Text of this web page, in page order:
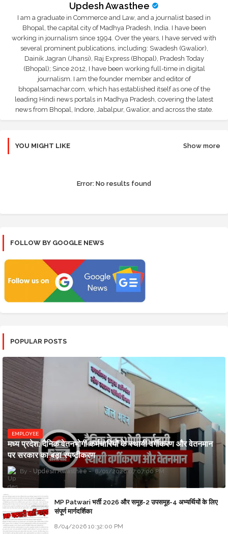
Updesh Awasthee
I am a graduate in Commerce and Law, and a journalist based in
Bhopal, the capital city of Madhya Pradesh, India. I have been
working in journalism since 1994. Over the years, I have served with
several prominent publications, including: Swadesh (Gwalior),
Dainik Jagran (Jhansi), Raj Express (Bhopal), Pradesh Today
(Bhopal); Since 2012, I have been working full-time in digital
journalism. I am the founder member and editor of
bhopalsamachar.com, which has established itself as one of the
leading Hindi news portals in Madhya Pradesh, covering the latest
news from Bhopal, Indore, Jabalpur, Gwalior, and across the state.
YOU MIGHT LIKE Show more
Error: No results found
FOLLOW BY GOOGLE NEWS
POPULAR POSTS
EMPLOYEE
मध्य प्रदेश: दैनिक वेतनभोगी कर्मचारियों के स्थायी वर्गीकरण और वेतनमान
पर सरकार का बड़ा स्पष्टीकरण
Updesh Awasthee 8/01/2026 07:07:00 PM
MP Patwari भर्ती 2026 और समूह-2 उपसमूह-4 अभ्यर्थियों के लिए
संपूर्ण मार्गदर्शिका
8/04/2026 10:32:00 PM